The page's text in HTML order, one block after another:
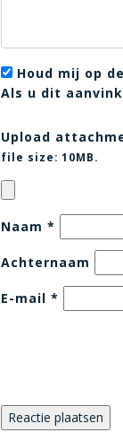
Houd mij op
Als u dit
Upload
file size: 10MB.
Naam *
Achternaam
E-mail *